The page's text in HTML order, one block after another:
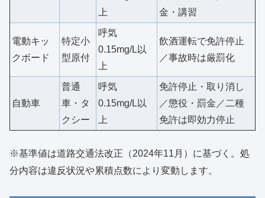
上
金・講習
電動キッ
クボード
特定小
型原付
呼気
0.15mg/L以
上
飲酒運転で免許停止
／事故時は厳罰化
自動車
普通
車・タ
クシー
呼気
0.15mg/L以
上
免許停止・取り消し
／懲役・罰金／二種
免許は即効力停止
※基準値は道路交通法改正（2024年11月）に基づく。処
分内容は違反状況や累積点数により変動します。